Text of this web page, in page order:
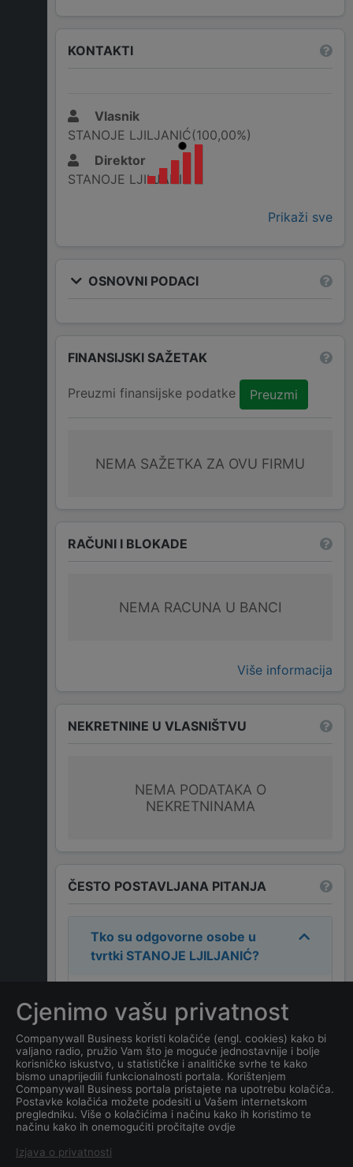
KONTAKTI
Vlasnik
STANOJE LJILJANIĆ(100,00%)
Direktor
STANOJE LJILJANIĆ
Prikaži sve
OSNOVNI PODACI
FINANSIJSKI SAŽETAK
Preuzmi finansijske podatke Preuzmi
NEMA SAŽETKA ZA OVU FIRMU
RAČUNI I BLOKADE
NEMA RACUNA U BANCI
Više informacija
NEKRETNINE U VLASNIŠTVU
NEMA PODATAKA O
NEKRETNINAMA
ČESTO POSTAVLJANA PITANJA
Tko su odgovorne osobe u
tvrtki STANOJE LJILJANIĆ?
STANOJE LJILJANIĆ.
Koja je adresa tvrtke
STANOJE LJILJANIĆ?
Koji je datum osnivanja
tvrtkeSTANOJE LJILJANIĆ
Cjenimo vašu privatnost
Companywall Business koristi kolačiće (engl. cookies) kako bi
valjano radio, pružio Vam što je moguće jednostavnije i bolje
korisničko iskustvo, u statističke i analitičke svrhe te kako
bismo unaprijedili funkcionalnosti portala. Korištenjem
Companywall Business portala pristajete na upotrebu kolačića.
Postavke kolačića možete podesiti u Vašem internetskom
pregledniku. Više o kolačićima i načinu kako ih koristimo te
načinu kako ih onemogućiti pročitajte ovdje
Izjava o privatnosti